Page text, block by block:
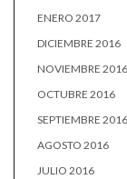
ENERO 2017
DICIEMBRE 2016
NOVIEMBRE 2016
OCTUBRE 2016
SEPTIEMBRE 2016
AGOSTO 2016
JULIO 2016